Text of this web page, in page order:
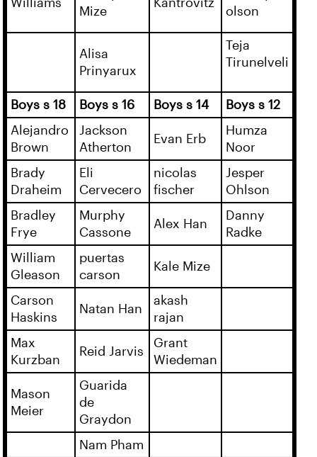
Williams
Mize
Kantrovitz
olson
Alisa
Prinyarux
Teja
Tirunelveli
Boys s 18 Boys s 16 Boys s 14
Boys s 12
Alejandro
Brown
Jackson
Atherton
Evan Erb
Humza
Noor
Brady
Draheim
Eli
Cervecero
nicolas
fischer
Jesper
Ohlson
Bradley
Frye
Murphy
Cassone
Alex Han
Danny
Radke
William
Gleason
puertas
carson
Kale Mize
Carson
Haskins
Natan Han
akash
rajan
Max
Kurzban
Reid Jarvis
Grant
Wiedeman
Mason
Meier
Guarida
de
Graydon
Nam Pham